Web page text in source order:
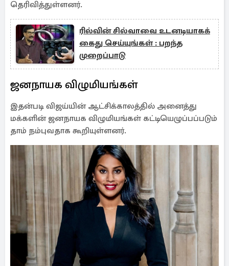
தெரிவித்துள்ளனர்.
ரில்வின் சில்வாவை உடனடியாகக்
கைது செய்யுங்கள் : பறந்த
முறைப்பாடு
ஜனநாயக விழுமியங்கள்
இதன்படி விஜய்யின் ஆட்சிக்காலத்தில் அனைத்து
மக்களின் ஜனநாயக விழுமியங்கள் கட்டியெழுப்பப்படும்
தாம் நம்புவதாக கூறியுள்ளனர்.